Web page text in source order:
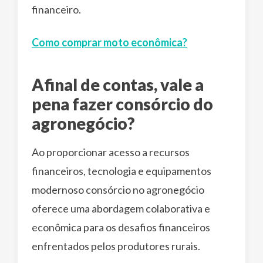
financeiro.
Como comprar moto econômica?
Afinal de contas, vale a
pena fazer consórcio do
agronegócio?
Ao proporcionar acesso a recursos
financeiros, tecnologia e equipamentos
modernoso consórcio no agronegócio
oferece uma abordagem colaborativa e
econômica para os desafios financeiros
enfrentados pelos produtores rurais.